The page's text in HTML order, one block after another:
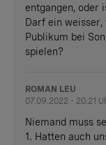
entgangen, oder
Darf ein
Publikum bei
spielen?
ROMAN LEU
07.09.2022 - 20:21
Niemand muss
1. Hatten auch